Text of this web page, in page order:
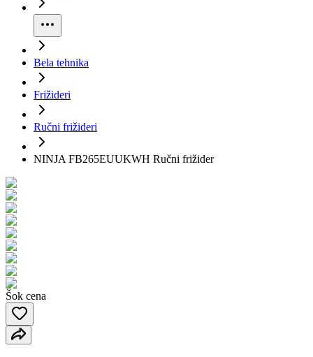
Bela tehnika
Frižideri
Ručni frižideri
NINJA FB265EUUKWH Ručni frižider
Šok cena